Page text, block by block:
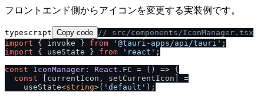
フロントエンド側からアイコンを変更する実装例です。
typescript Copy code / / src /components /IconManager.tsx
import { invoke } from '@tauri-apps /api /tauri'
import { useState } from 'react' ;
const
IconManager : React . FC = () => {
const [currentIcon, setCurrentIcon] =
    useState<
string>( 'default' );